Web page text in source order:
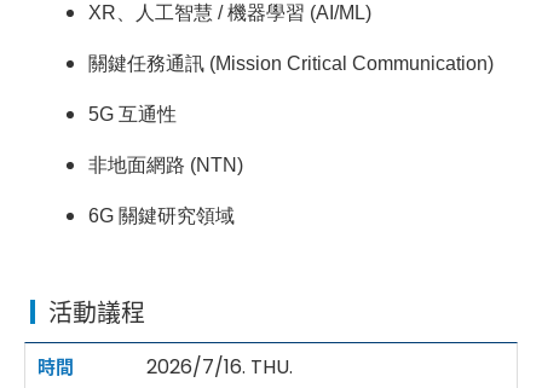
XR 、人工智慧 / 機器學習 (AI/ML)
關鍵任務通訊 (Mission Critical Communication)
5G 互通性
非地面網路 (NTN)
6G 關鍵研究領域
活動議程
2026/7/16. THU.